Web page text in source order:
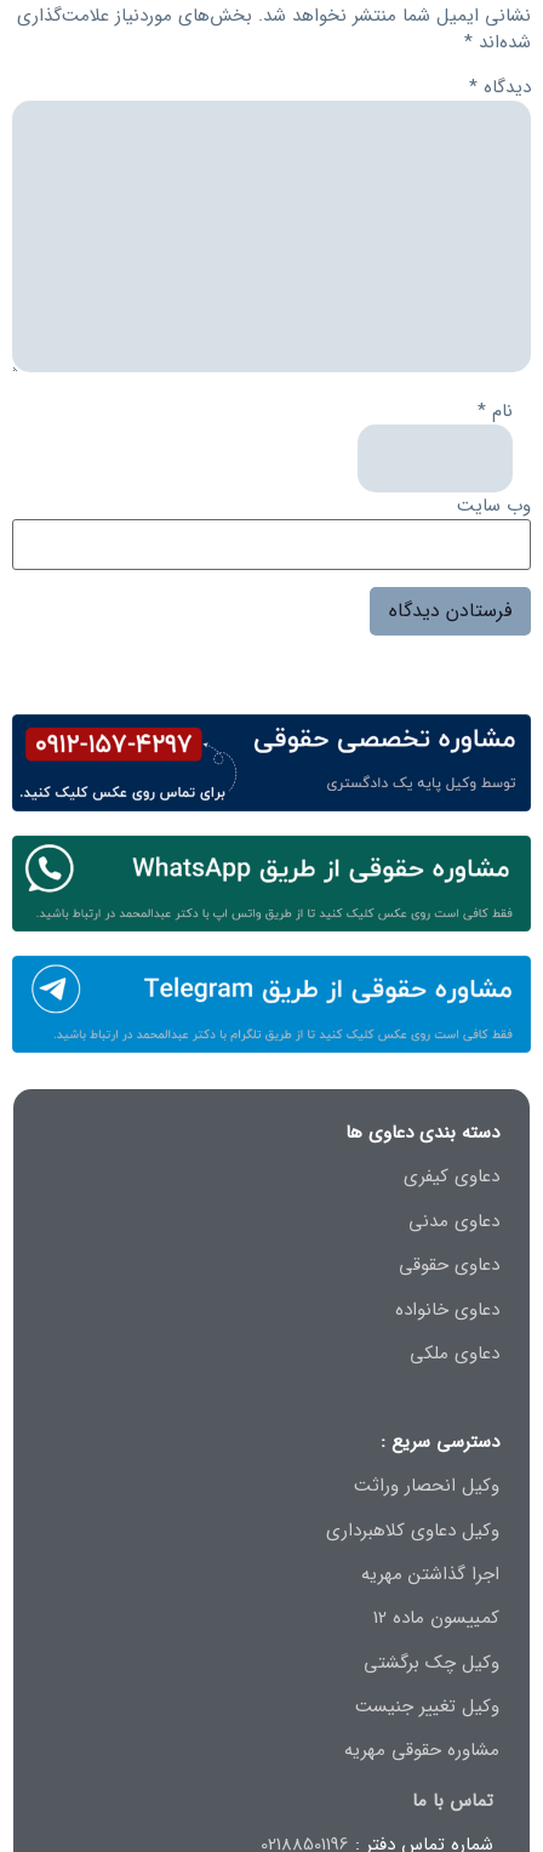
نشانی ایمیل شما منتشر نخواهد شد. بخش‌های موردنیاز علامت‌گذاری
شده‌اند *
دیدگاه *
نام *
وب‌ سایت
دسته بندی دعاوی ها
دعاوی کیفری
دعاوی مدنی
دعاوی حقوقی
دعاوی خانواده
دعاوی ملکی
دسترسی سریع :
وکیل انحصار وراثت
وکیل دعاوی کلاهبرداری
اجرا گذاشتن مهریه
کمییسون ماده 12
وکیل چک برگشتی
وکیل تغییر جنیست
مشاوره حقوقی مهریه
تماس با ما
شماره تماس دفتر : 02188501196